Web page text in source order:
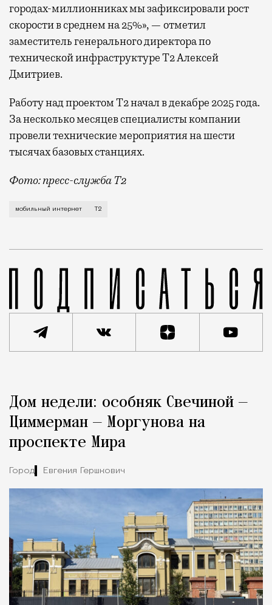
городах-миллионниках мы зафиксировали рост
скорости в среднем на 25%», — отметил
заместитель генерального директора по
технической инфраструктуре Т2 Алексей
Дмитриев.
Работу над проектом Т2 начал в декабре 2025 года.
За несколько месяцев специалисты компании
провели технические мероприятия на шести
тысячах базовых станциях.
Фото: пресс-служба Т2
Мобильный оператор Т2 завершил работы по
мобильный интернет Т2
Город
Дом недели: особняк Свечиной —
Циммерман — Моргунова на
проспекте Мира
Город Евгения Гершкович